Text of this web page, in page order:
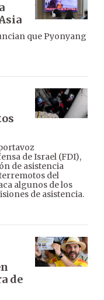
que Pyonyang
de Israel (FDI),
de asistencia
del
algunos de los
de asistencia.
de